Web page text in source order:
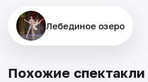
Лебединое озеро
Похожие спектакли